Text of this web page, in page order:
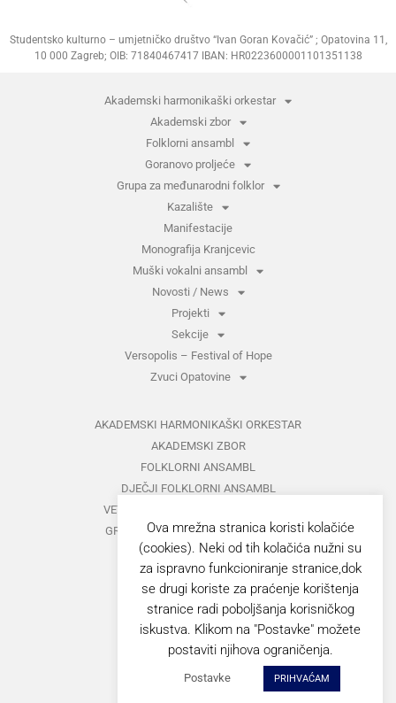
Studentsko kulturno – umjetničko društvo “Ivan Goran Kovačić” ; Opatovina 11,
10 000 Zagreb; OIB: 71840467417 IBAN: HR0223600001101351138
Akademski harmonikaški orkestar
Akademski zbor
Folklorni ansambl
Goranovo proljeće
Grupa za međunarodni folklor
Kazalište
Manifestacije
Monografija Kranjcevic
Muški vokalni ansambl
Novosti / News
Projekti
Sekcije
Versopolis – Festival of Hope
Zvuci Opatovine
AKADEMSKI HARMONIKAŠKI ORKESTAR
AKADEMSKI ZBOR
FOLKLORNI ANSAMBL
DJEČJI FOLKLORNI ANSAMBL
VETERANI FOLKLORNOG ANSAMBLA
GRUPA ZA MEĐUNARODNI FOLKLOR
KAZALIŠTE
MUŠKI VOKALNI ANSAMBL
ZAJEDNIČKI KONCERTI
GORANOVO PROLJEĆE
Ova mrežna stranica koristi kolačiće
(cookies). Neki od tih kolačića nužni su
za ispravno funkcioniranje stranice,dok
se drugi koriste za praćenje korištenja
stranice radi poboljšanja korisničkog
iskustva. Klikom na "Postavke" možete
postaviti njihova ograničenja.
Postavke PRIHVAĆAM